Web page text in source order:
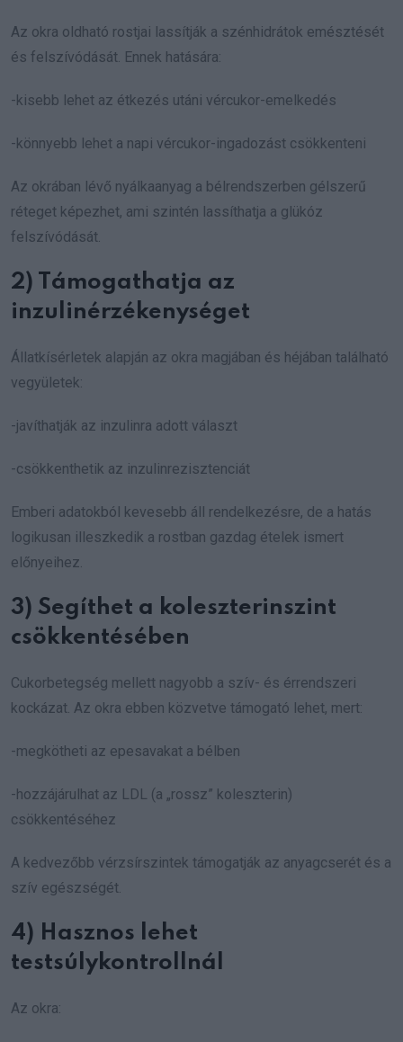
Az okra oldható rostjai lassítják a szénhidrátok emésztését
és felszívódását. Ennek hatására:
-kisebb lehet az étkezés utáni vércukor-emelkedés
-könnyebb lehet a napi vércukor-ingadozást csökkenteni
Az okrában lévő nyálkaanyag a bélrendszerben gélszerű
réteget képezhet, ami szintén lassíthatja a glükóz
felszívódását.
2) Támogathatja az
inzulinérzékenységet
Állatkísérletek alapján az okra magjában és héjában található
vegyületek:
-javíthatják az inzulinra adott választ
-csökkenthetik az inzulinrezisztenciát
Emberi adatokból kevesebb áll rendelkezésre, de a hatás
logikusan illeszkedik a rostban gazdag ételek ismert
előnyeihez.
3) Segíthet a koleszterinszint
csökkentésében
Cukorbetegség mellett nagyobb a szív- és érrendszeri
kockázat. Az okra ebben közvetve támogató lehet, mert:
-megkötheti az epesavakat a bélben
-hozzájárulhat az LDL (a „rossz” koleszterin)
csökkentéséhez
A kedvezőbb vérzsírszintek támogatják az anyagcserét és a
szív egészségét.
4) Hasznos lehet
testsúlykontrollnál
Az okra: